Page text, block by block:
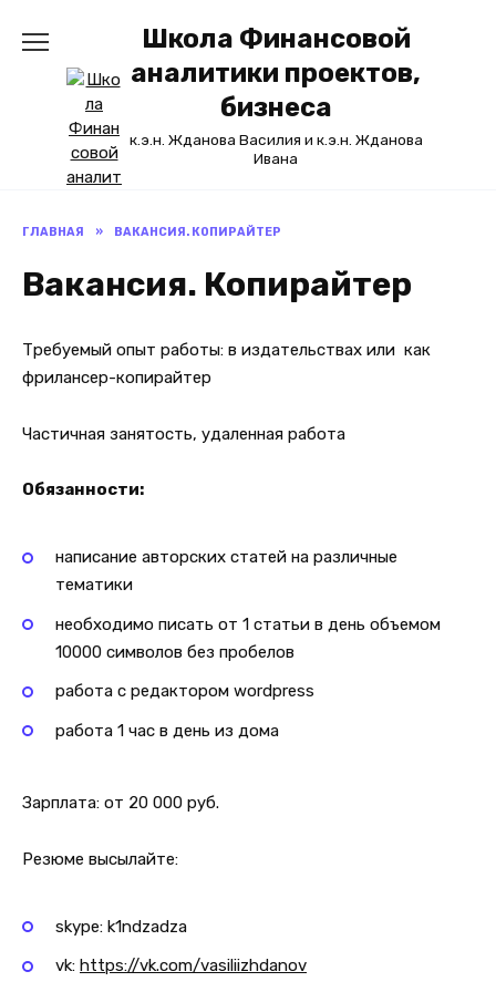
Школа Финансовой
аналитики проектов,
бизнеса
к.э.н. Жданова Василия и к.э.н. Жданова
Ивана
ГЛАВНАЯ » ВАКАНСИЯ. КОПИРАЙТЕР
Вакансия. Копирайтер
Требуемый опыт работы: в издательствах или как
фрилансер-копирайтер
Частичная занятость, удаленная работа
Обязанности:
написание авторских статей на различные
тематики
необходимо писать от 1 статьи в день объемом
10000 символов без пробелов
работа с редактором wordpress
работа 1 час в день из дома
Зарплата: от 20 000 руб.
Резюме высылайте:
skype: k1ndzadza
vk: https://vk.com/vasiliizhdanov